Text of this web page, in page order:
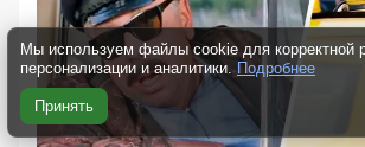
Мы используем файлы cookie для корректной
персонализации и аналитики. Подробнее
Принять